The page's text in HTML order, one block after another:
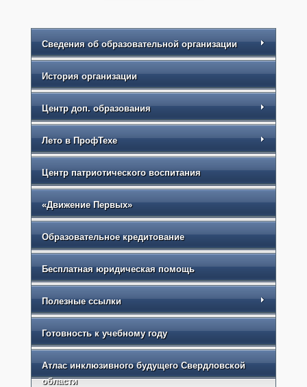
Сведения об образовательной организации
История организации
Центр доп. образования
Лето в ПрофТехе
Центр патриотического воспитания
«Движение Первых»
Образовательное кредитование
Бесплатная юридическая помощь
Полезные ссылки
Готовность к учебному году
Атлас инклюзивного будущего Свердловской
области